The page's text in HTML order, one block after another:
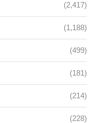
(2,417)
(1,188)
(499)
(181)
(214)
(228)